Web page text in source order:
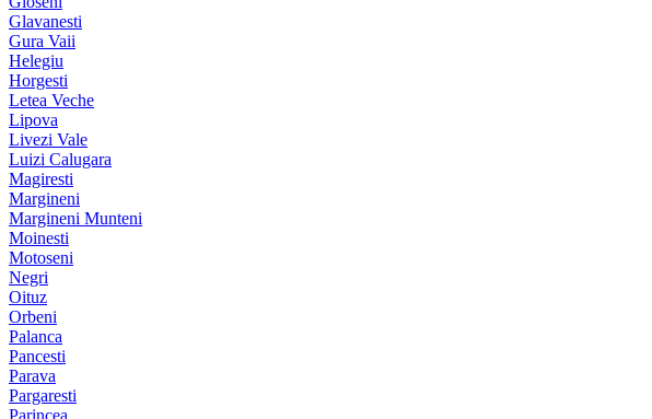
Glavanesti
Gura Vaii
Helegiu
Horgesti
Letea Veche
Lipova
Livezi Vale
Luizi Calugara
Magiresti
Margineni
Margineni Munteni
Moinesti
Motoseni
Negri
Oituz
Orbeni
Palanca
Pancesti
Parava
Pargaresti
Parincea